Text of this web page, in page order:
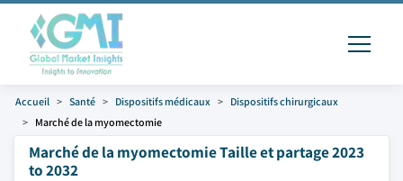
Accueil Santé Dispositifs médicaux
Dispositifs chirurgicaux
Marché de la myomectomie
Marché de la myomectomie Taille et partage 2023
to 2032